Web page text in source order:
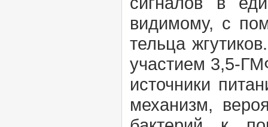
видимому, с
тельца
участием 3,5-
источники
механизм,